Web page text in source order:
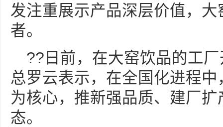
发注重展示产品深层价值，
者。
??日前，在大窑饮品的工
总罗云表示，在全国化进程中
为核心，推新强品质、建厂
态。